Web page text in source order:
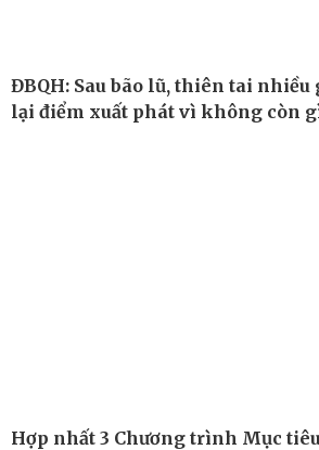
ĐBQH: Sau bão lũ, thiên tai
lại điểm xuất phát vì không còn
Hợp nhất 3 Chương trình Mục